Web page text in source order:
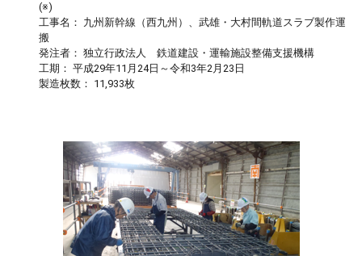
(※)
工事名： 九州新幹線（西九州）、武雄・大村間軌道スラブ製作運
搬
発注者： 独立行政法人 鉄道建設・運輸施設整備支援機構
工期： 平成29年11月24日～令和3年2月23日
製造枚数： 11,933枚